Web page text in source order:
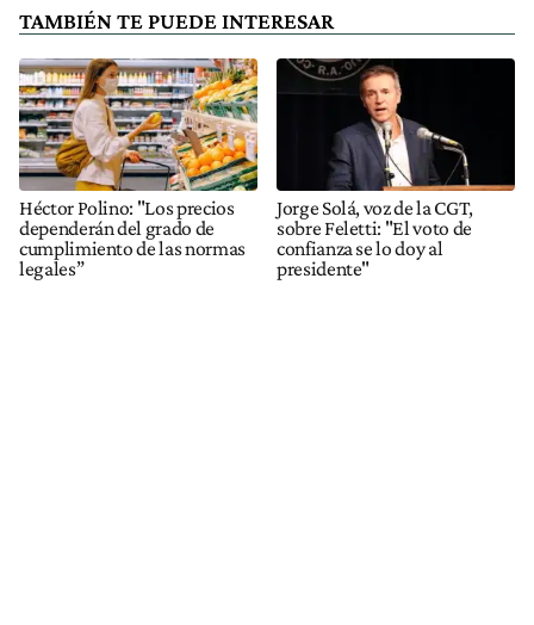
TAMBIÉN TE PUEDE INTERESAR
Héctor Polino: "Los precios
dependerán del grado de
cumplimiento de las normas
legales”
Jorge Solá, voz de la CGT,
sobre Feletti: "El voto de
confianza se lo doy al
presidente"